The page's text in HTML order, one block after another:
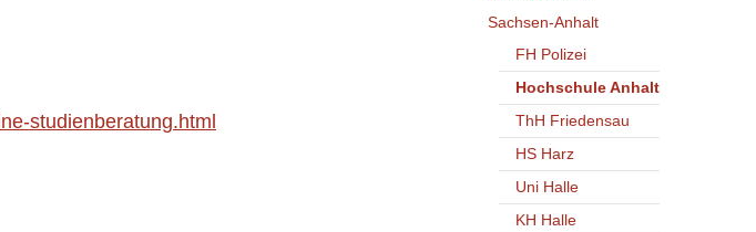
studienberatung.html
Sachsen-Anhalt
FH Polizei
Hochschule Anhalt
ThH Friedensau
HS Harz
Uni Halle
KH Halle